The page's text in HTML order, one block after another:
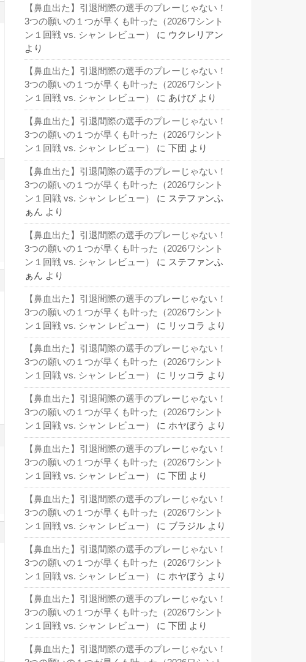
【鼻血出た】引退間際の選手のプレーじゃない！
3つの願いの１つが早くも叶った（2026ワシント
ン１回戦 vs. シャン レビュー）
に ウクレリアン
より
【鼻血出た】引退間際の選手のプレーじゃない！
3つの願いの１つが早くも叶った（2026ワシント
ン１回戦 vs. シャン レビュー）
に あけび より
【鼻血出た】引退間際の選手のプレーじゃない！
3つの願いの１つが早くも叶った（2026ワシント
ン１回戦 vs. シャン レビュー）
に 下団 より
【鼻血出た】引退間際の選手のプレーじゃない！
3つの願いの１つが早くも叶った（2026ワシント
ン１回戦 vs. シャン レビュー）
に ステファンふ
ぁん より
【鼻血出た】引退間際の選手のプレーじゃない！
3つの願いの１つが早くも叶った（2026ワシント
ン１回戦 vs. シャン レビュー）
に ステファンふ
ぁん より
【鼻血出た】引退間際の選手のプレーじゃない！
3つの願いの１つが早くも叶った（2026ワシント
ン１回戦 vs. シャン レビュー）
に リッコラ より
【鼻血出た】引退間際の選手のプレーじゃない！
3つの願いの１つが早くも叶った（2026ワシント
ン１回戦 vs. シャン レビュー）
に リッコラ より
【鼻血出た】引退間際の選手のプレーじゃない！
3つの願いの１つが早くも叶った（2026ワシント
ン１回戦 vs. シャン レビュー）
に ホヤぼう より
【鼻血出た】引退間際の選手のプレーじゃない！
3つの願いの１つが早くも叶った（2026ワシント
ン１回戦 vs. シャン レビュー）
に 下団 より
【鼻血出た】引退間際の選手のプレーじゃない！
3つの願いの１つが早くも叶った（2026ワシント
ン１回戦 vs. シャン レビュー）
に ブラジル より
【鼻血出た】引退間際の選手のプレーじゃない！
3つの願いの１つが早くも叶った（2026ワシント
ン１回戦 vs. シャン レビュー）
に ホヤぼう より
【鼻血出た】引退間際の選手のプレーじゃない！
3つの願いの１つが早くも叶った（2026ワシント
ン１回戦 vs. シャン レビュー）
に 下団 より
【鼻血出た】引退間際の選手のプレーじゃない！